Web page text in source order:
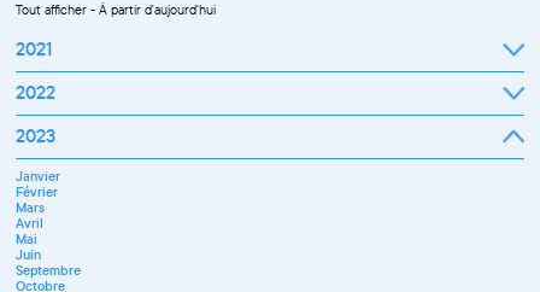
Tout afficher-À partir d'aujourd'hui
2021
Septembre
Novembre
Décembre
2022
Janvier
Mars
Avril
Mai
Juin
Juillet
Septembre
Octobre
Novembre
2023
Janvier
Février
Mars
Avril
Mai
Juin
Septembre
Octobre